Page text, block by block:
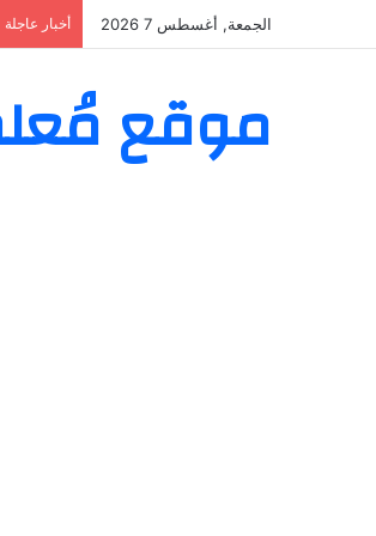
الجمعة, أغسطس 7 2026 أخبار عاجلة
موقع